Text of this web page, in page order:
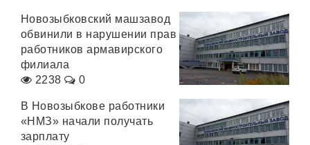
Новозыбковский машзавод
обвинили в нарушении прав
работников армавирского
филиала
2238
0
В Новозыбкове работники
«НМЗ» начали получать
зарплату